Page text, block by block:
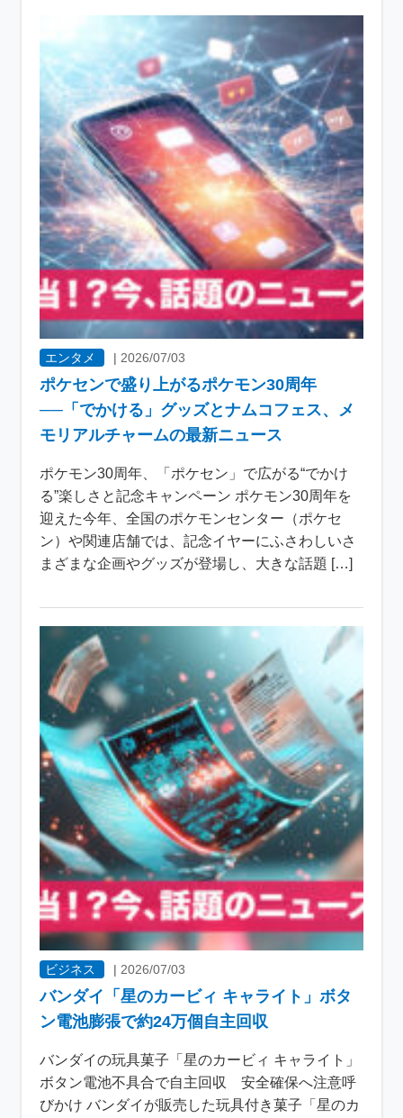
エンタメ |2026/07/03
ポケセンで盛り上がるポケモン30周年
──「でかける」グッズとナムコフェス、メ
モリアルチャームの最新ニュース
ポケモン30周年、「ポケセン」で広がる“でかけ
る”楽しさと記念キャンペーン ポケモン30周年を
迎えた今年、全国のポケモンセンター（ポケセ
ン）や関連店舗では、記念イヤーにふさわしいさ
まざまな企画やグッズが登場し、大きな話題 […]
ビジネス | 2026/07/03
バンダイ「星のカービィ キャライト」ボタ
ン電池膨張で約24万個自主回収
バンダイの玩具菓子「星のカービィ キャライト」
ボタン電池不具合で自主回収 安全確保へ注意呼
びかけ バンダイが販売した玩具付き菓子「星のカ